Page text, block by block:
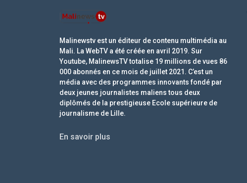
Malinewstv est un éditeur de contenu multimédia au
Mali. La WebTV a été créée en avril 2019. Sur
Youtube, MalinewsTV totalise 19 millions de vues 86
000 abonnés en ce mois de juillet 2021. C’est un
média avec des programmes innovants fondé par
deux jeunes journalistes maliens tous deux
diplômés de la prestigieuse Ecole supérieure de
journalisme de Lille.
En savoir plus